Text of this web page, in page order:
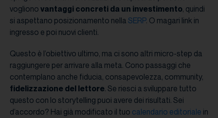
vogliono vantaggi concreti da un investimento, quindi
si aspettano posizionamento nella SERP. O magari link in
ingresso e poi nuovi clienti.
Questo è l’obiettivo ultimo, ma ci sono altri micro-step da
raggiungere per arrivare alla meta. Cono passaggi che
contemplano anche fiducia, consapevolezza, community,
fidelizzazione del lettore. Se riesci a sviluppare tutto
questo con lo storytelling puoi avere dei risultati. Sei
d’accordo? Hai già modificato il tuo calendario editoriale in